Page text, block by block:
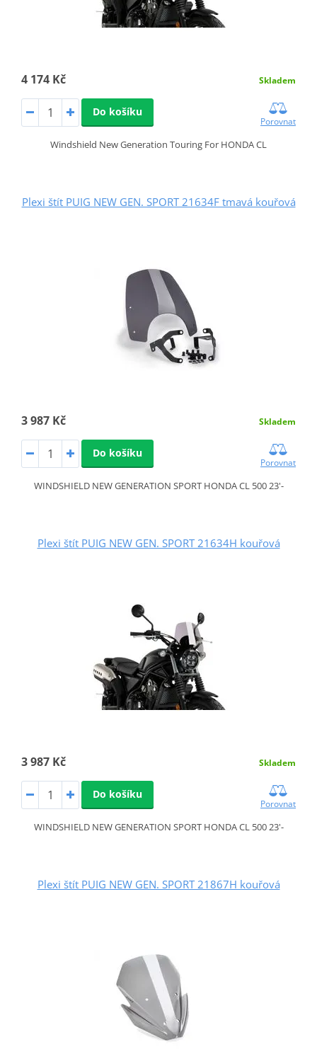
4 174 Kč Skladem
Do košíku
Porovnat
Windshield New Generation Touring For HONDA CL
Plexi štít PUIG NEW GEN. SPORT 21634F tmavá kouřová
3 987 Kč Skladem
Do košíku
Porovnat
WINDSHIELD NEW GENERATION SPORT HONDA CL 500 23'-
Plexi štít PUIG NEW GEN. SPORT 21634H kouřová
3 987 Kč Skladem
Do košíku
Porovnat
WINDSHIELD NEW GENERATION SPORT HONDA CL 500 23'-
Plexi štít PUIG NEW GEN. SPORT 21867H kouřová